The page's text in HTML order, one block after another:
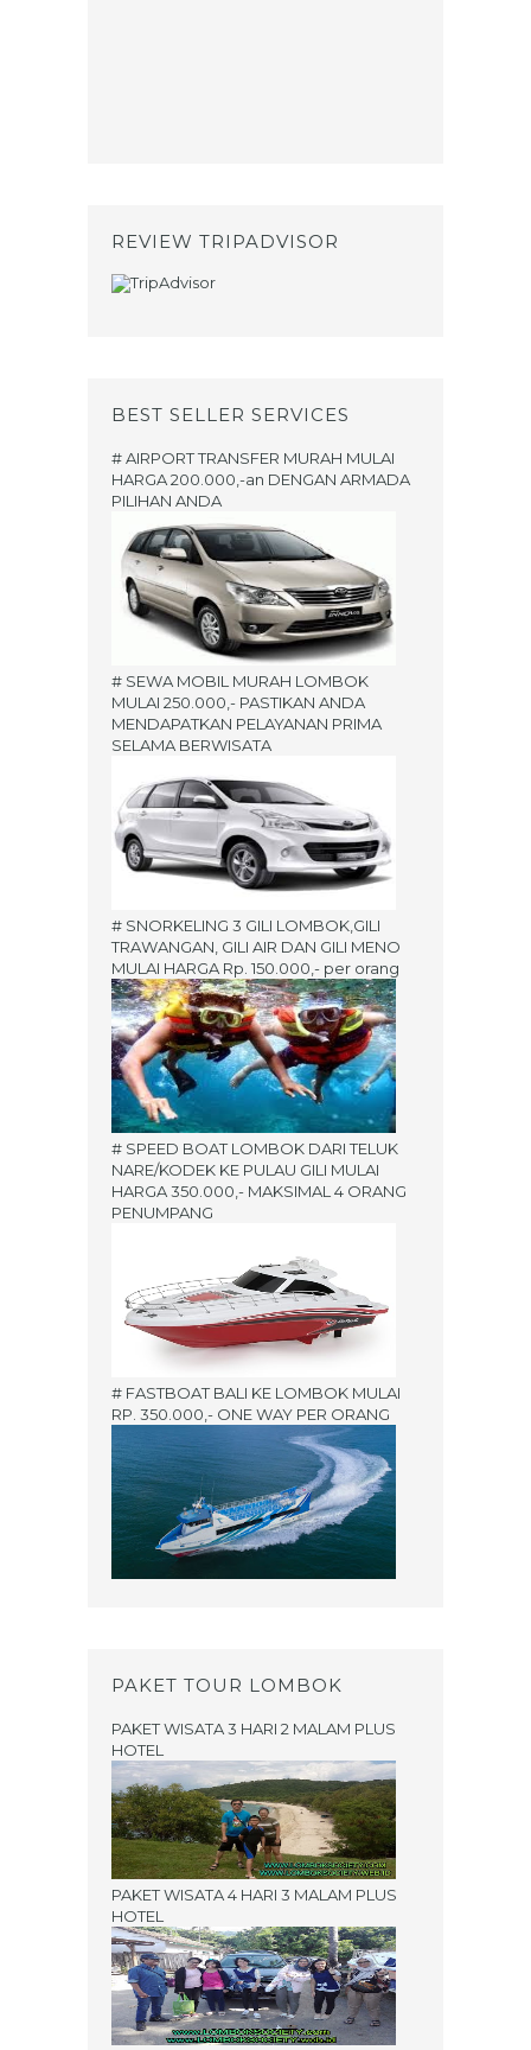
REVIEW TRIPADVISOR
BEST SELLER SERVICES
# AIRPORT TRANSFER MURAH MULAI
HARGA 200.000,-an DENGAN ARMADA
PILIHAN ANDA
# SEWA MOBIL MURAH LOMBOK
MULAI 250.000,- PASTIKAN ANDA
MENDAPATKAN PELAYANAN PRIMA
SELAMA BERWISATA
# SNORKELING 3 GILI LOMBOK,GILI
TRAWANGAN, GILI AIR DAN GILI MENO
MULAI HARGA Rp. 150.000,- per orang
# SPEED BOAT LOMBOK DARI TELUK
NARE/KODEK KE PULAU GILI MULAI
HARGA 350.000,- MAKSIMAL 4 ORANG
PENUMPANG
# FASTBOAT BALI KE LOMBOK MULAI
RP. 350.000,- ONE WAY PER ORANG
PAKET TOUR LOMBOK
PAKET WISATA 3 HARI 2 MALAM PLUS
HOTEL
PAKET WISATA 4 HARI 3 MALAM PLUS
HOTEL